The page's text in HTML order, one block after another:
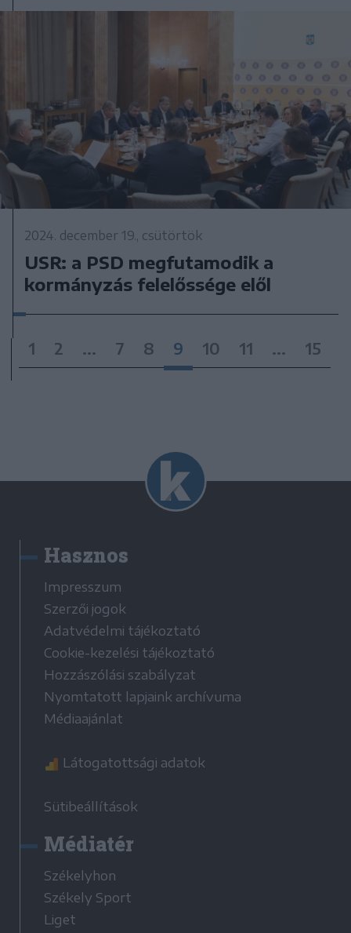
2024. december 19., csütörtök
USR: a PSD megfutamodik a
kormányzás felelőssége elől
1 2 ... 7 8 9 10 11 ... 15
Hasznos
Impresszum
Szerzői jogok
Adatvédelmi tájékoztató
Cookie-kezelési tájékoztató
Hozzászólási szabályzat
Nyomtatott lapjaink archívuma
Médiaajánlat
Látogatottsági adatok
Sütibeállítások
Médiatér
Székelyhon
Székely Sport
Liget